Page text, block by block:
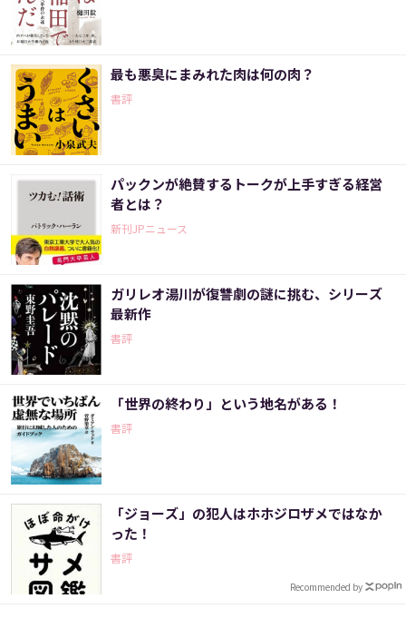
最も悪臭にまみれた肉は何の肉？
書評
パックンが絶賛するトークが上手すぎる経営
者とは？
新刊JPニュース
ガリレオ湯川が復讐劇の謎に挑む、シリーズ
最新作
書評
「世界の終わり」という地名がある！
書評
「ジョーズ」の犯人はホホジロザメではなか
った！
書評
Recommended by